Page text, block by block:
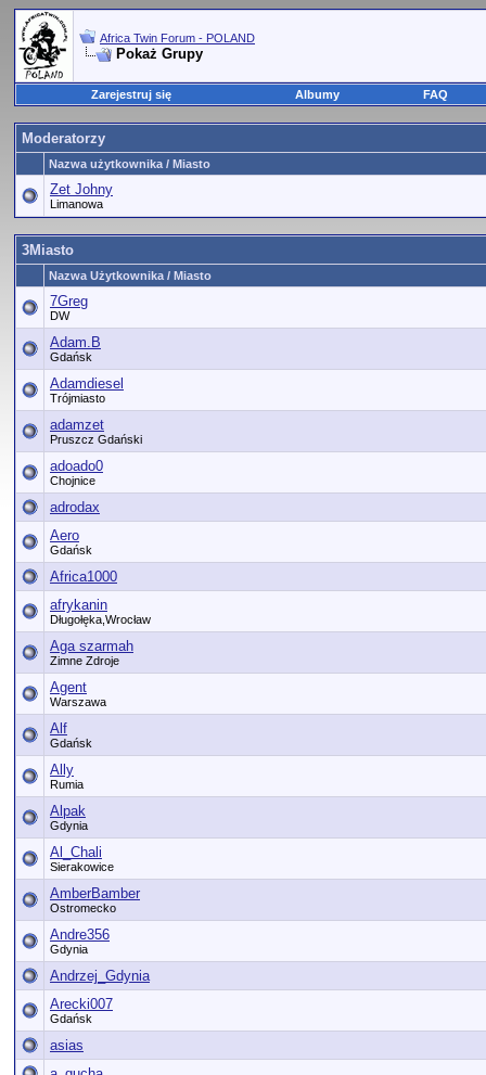
Africa Twin Forum - POLAND
Pokaż Grupy
Zarejestruj się Albumy FAQ
Moderatorzy
Nazwa użytkownika / Miasto
Zet Johny
Limanowa
3Miasto
Nazwa Użytkownika / Miasto
7Greg
DW
Adam.B
Gdańsk
Adamdiesel
Trójmiasto
adamzet
Pruszcz Gdański
adoado0
Chojnice
adrodax
Aero
Gdańsk
Africa1000
afrykanin
Długołęka,Wrocław
Aga szarmah
Zimne Zdroje
Agent
Warszawa
Alf
Gdańsk
Ally
Rumia
Alpak
Gdynia
Al_Chali
Sierakowice
AmberBamber
Ostromecko
Andre356
Gdynia
Andrzej_Gdynia
Arecki007
Gdańsk
asias